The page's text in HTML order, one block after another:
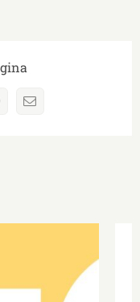
Correo